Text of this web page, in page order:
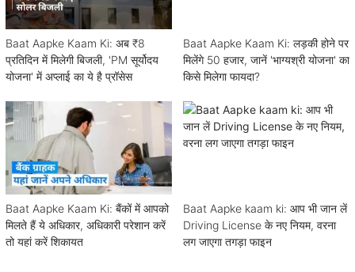
Baat Aapke Kaam Ki: अब ₹8
प्रतिदिन में मिलेगी बिजली, 'PM सूर्योदय
योजना' में अप्लाई का ये है प्रॉसेस
Baat Aapke Kaam Ki: लड़की होने पर
मिलेंगे 50 हजार, जानें 'भाग्यश्री योजना' का
किसे मिलेगा फायदा?
Baat Aapke Kaam Ki: बैंकों में आपको
मिलते हैं ये अधिकार, अधिकारी परेशान करें
तो यहां करें शिकायत
Baat Aapke kaam ki: आप भी जान लें
Driving License के नए नियम, वरना
लग जाएगा तगड़ा फाइन